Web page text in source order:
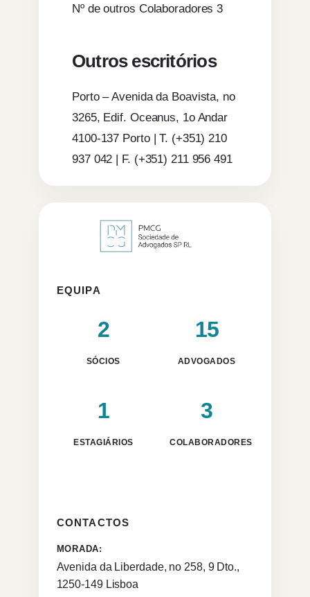
Nº de outros Colaboradores 3
Outros escritórios
Porto – Avenida da Boavista, no
3265, Edif. Oceanus, 1o Andar
4100-137 Porto | T. (+351) 210
937 042 | F. (+351) 211 956 491
EQUIPA
2
SÓCIOS
15
ADVOGADOS
1
ESTAGIÁRIOS
3
COLABORADORES
CONTACTOS
MORADA:
Avenida da Liberdade, no 258, 9 Dto.,
1250-149 Lisboa